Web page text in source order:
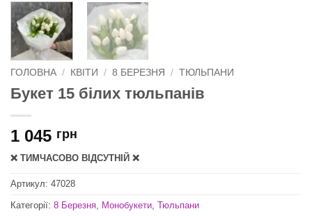
ГОЛОВНА / КВІТИ / 8 БЕРЕЗНЯ / ТЮЛЬПАНИ
Букет 15 білих тюльпанів
1 045 грн
❌ ТИМЧАСОВО ВІДСУТНІЙ ❌
Артикул: 47028
Категорії: 8 Березня Монобукети Тюльпани